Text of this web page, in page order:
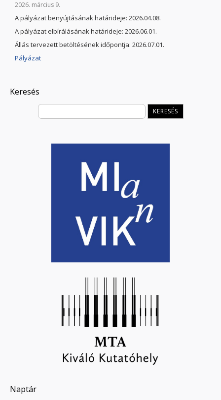
2026. március 9.
A pályázat benyújtásának határideje: 2026.04.08.
A pályázat elbírálásának határideje: 2026.06.01.
Állás tervezett betöltésének időpontja: 2026.07.01.
Pályázat
Keresés
Naptár